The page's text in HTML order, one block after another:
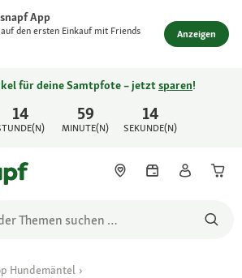
App
auf den ersten Einkauf mit Friends Anzeigen
14 59
MINUTE(N)
14
SEKUNDE(N)
für deine Samtpfote – jetztsparen!
Hundemäntel